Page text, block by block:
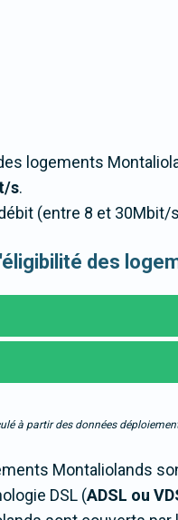
logements
s.
(entre 8 et 30Mbit/
des
à partir des données
Montaliolands
DSL (ADSL ou